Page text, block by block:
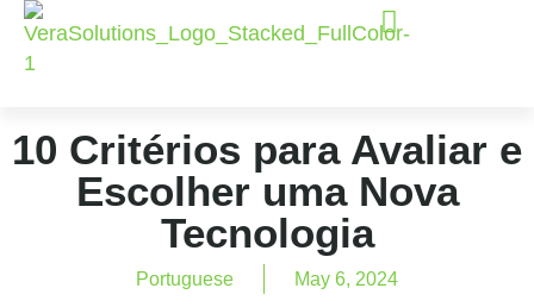
10 Critérios para Avaliar e
Escolher uma Nova
Tecnologia
Portuguese May 6, 2024